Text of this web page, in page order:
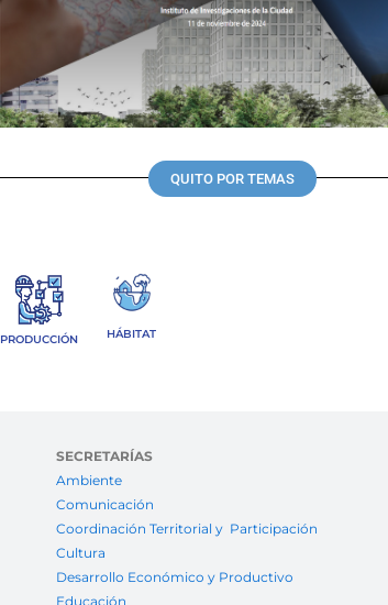
QUITO POR TEMAS
PRODUCCIÓN HÁBITAT
SECRETARÍAS
Ambiente
Comunicación
Coordinación Territorial y Participación
Cultura
Desarrollo Económico y Productivo
Educación